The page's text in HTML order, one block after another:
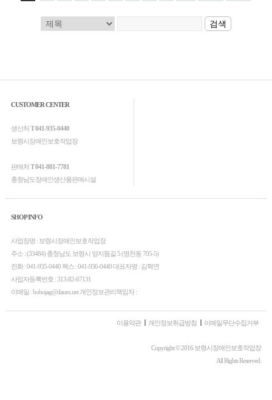
CUSTOMER CENTER
생산처 T 041-935-0440
보령시장애인보호작업장
판매처 T 041-881-7781
충청남도장애인생산품판매시설
SHOP INFO
사업장명 : 보령시장애인보호작업장
주소 : (33484) 충청남도 보령시 양지뜸길 5 (명천동 705-5)
전화 : 041-935-0440 팩스 : 041-936-0440 대표자명 : 김혁연
사업자등록번호 : 313-82-67131
이메일 : bobojag@daum.net 개인정보관리책임자 :
이용약관 개인정보취급방침 이메일무단수집거부
Copyright © 2016 보령시장애인보호작업장
All Rights Reserved.